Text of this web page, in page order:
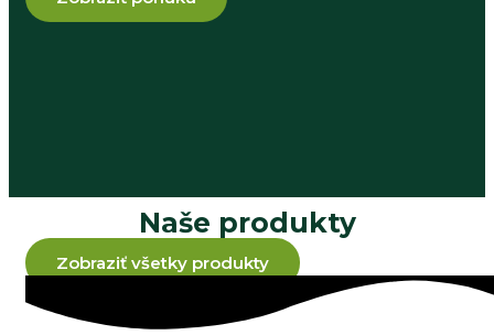
Naše produkty
Zobraziť všetky produkty